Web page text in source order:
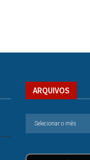
ARQUIVOS